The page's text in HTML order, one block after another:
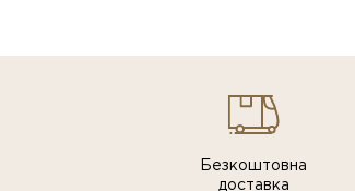
Безкоштовна
доставка